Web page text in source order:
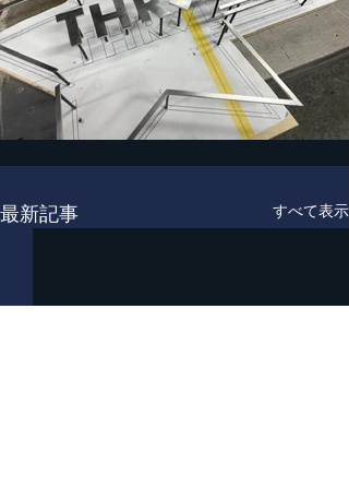
最新記事 すべて表示